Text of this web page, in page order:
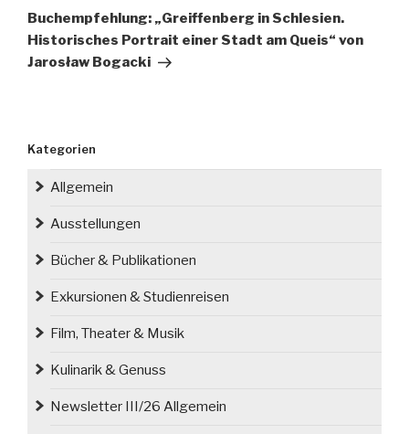
Beitrag
Buchempfehlung: „Greiffenberg in Schlesien.
Historisches Portrait einer Stadt am Queis“ von
Jarosław Bogacki
Kategorien
Allgemein
Ausstellungen
Bücher & Publikationen
Exkursionen & Studienreisen
Film, Theater & Musik
Kulinarik & Genuss
Newsletter III/26 Allgemein